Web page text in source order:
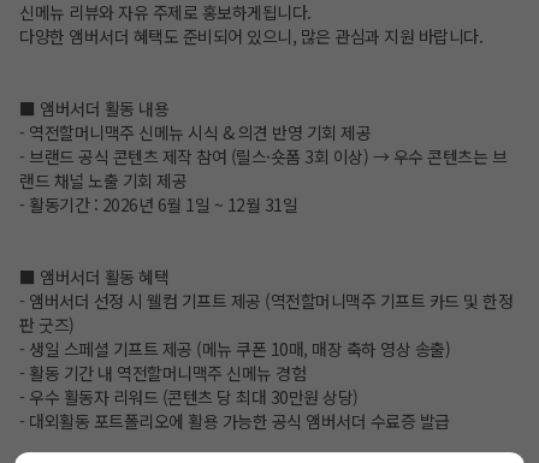
신메뉴 리뷰와 자유 주제로 홍보하게됩니다.
다양한 앰버서더 혜택도 준비되어 있으니, 많은 관심과 지원 바랍니다.
■ 앰버서더 활동 내용
- 역전할머니맥주 신메뉴 시식 & 의견 반영 기회 제공
- 브랜드 공식 콘텐츠 제작 참여 (릴스·숏폼 3회 이상) → 우수 콘텐츠는 브
랜드 채널 노출 기회 제공
- 활동기간 : 2026년 6월 1일 ~ 12월 31일
■ 앰버서더 활동 혜택
- 앰버서더 선정 시 웰컴 기프트 제공 (역전할머니맥주 기프트 카드 및 한정
판 굿즈)
- 생일 스페셜 기프트 제공 (메뉴 쿠폰 10매, 매장 축하 영상 송출)
- 활동 기간 내 역전할머니맥주 신메뉴 경험
- 우수 활동자 리워드 (콘텐츠 당 최대 30만원 상당)
- 대외활동 포트폴리오에 활용 가능한 공식 앰버서더 수료증 발급